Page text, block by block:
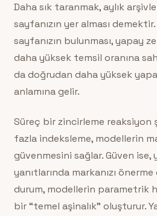
Daha sık taranmak, aylık
sayfanızın yer alması
sayfanızın bulunması, yapay
daha yüksek temsil oranına
da doğrudan daha yüksek
anlamına gelir.
Süreç bir zincirleme reaksiyon
fazla indeksleme, modellerin
güvenmesini sağlar. Güven ise,
yanıtlarında markanızı önerme
durum, modellerin parametrik
bir “temel aşinalık” oluşturur.